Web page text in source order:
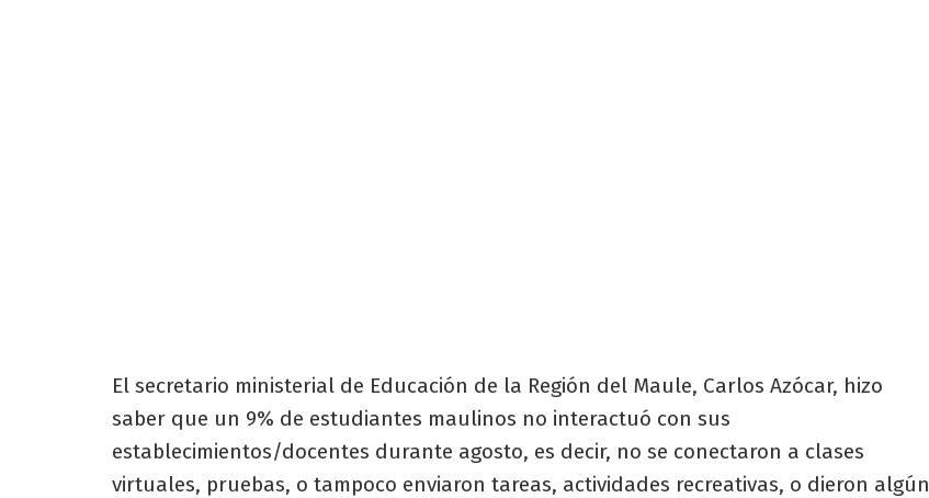
El secretario ministerial de Educación de la Región del Maule, Carlos Azócar, hizo
saber que un 9% de estudiantes maulinos no interactuó con sus
establecimientos/docentes durante agosto, es decir, no se conectaron a clases
virtuales, pruebas, o tampoco enviaron tareas, actividades recreativas, o dieron algún